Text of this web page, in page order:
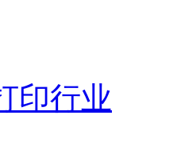
印行业